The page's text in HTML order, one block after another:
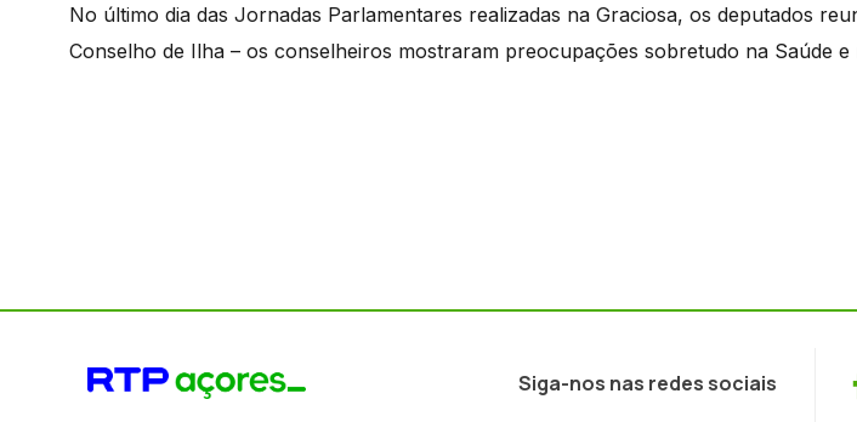
No último dia das Jornadas Parlamentares realizadas na Graciosa, os deputados
Conselho de Ilha – os conselheiros mostraram preocupações sobretudo na Saúde e
Siga-nos nas redes sociais